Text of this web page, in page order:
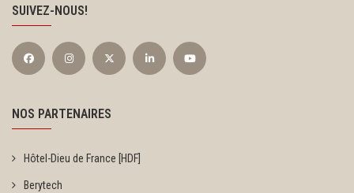
SUIVEZ-NOUS!
NOS PARTENAIRES
Hôtel-Dieu de France [HDF]
Berytech